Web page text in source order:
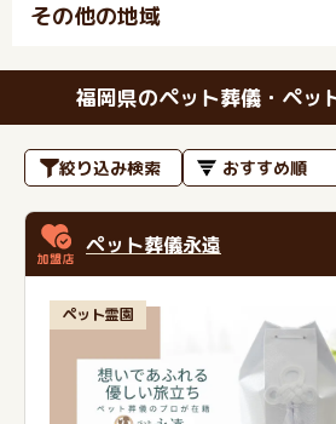
その他の地域
福岡県のペット葬儀・ペッ
絞り込み検索
ペット葬儀永遠
ペット霊園